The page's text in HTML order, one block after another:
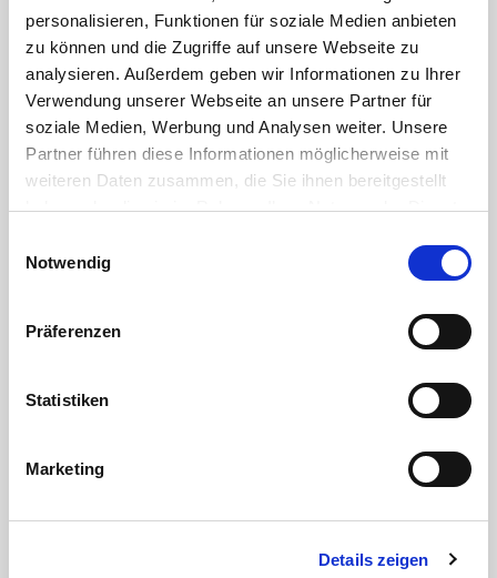
personalisieren, Funktionen für soziale Medien anbieten
zu können und die Zugriffe auf unsere Webseite zu
analysieren. Außerdem geben wir Informationen zu Ihrer
Verwendung unserer Webseite an unsere Partner für
soziale Medien, Werbung und Analysen weiter. Unsere
Partner führen diese Informationen möglicherweise mit
weiteren Daten zusammen, die Sie ihnen bereitgestellt
haben oder die sie im Rahmen Ihrer Nutzung der Dienste
Cookies, wenn Sie unsere Webseite weiterhin nutzen.
Notwendig
Präferenzen
Statistiken
Marketing
Details zeigen
Kugelsitz: PTFE
Griff: Aluminium
geeignet für Druckluft, Kalt- und Warmwasser
Gewinde gemäß ISO 228/1 (DIN 259)